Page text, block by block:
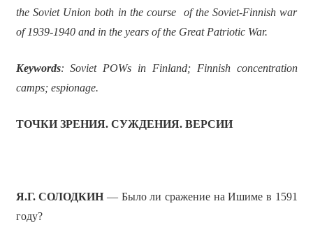
the Soviet Union both in the course of the Soviet-Finnish war
of 1939-1940 and in the years of the Great Patriotic War.
Keywords: Soviet POWs in Finland; Finnish concentration
camps; espionage.
ТОЧКИ ЗРЕНИЯ. СУЖДЕНИЯ. ВЕРСИИ
Я.Г. СОЛОДКИН — Было ли сражение на Ишиме в 1591
году?